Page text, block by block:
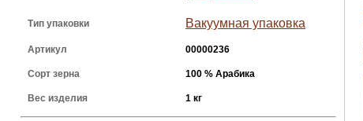
Тип упаковки Вакуумная упаковка
Артикул 00000236
Сорт зерна 100 % Арабика
Вес изделия 1 кг